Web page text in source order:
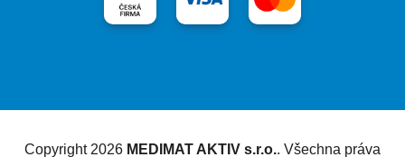
Copyright 2026 MEDIMAT AKTIV s.r.o.. Všechna práva